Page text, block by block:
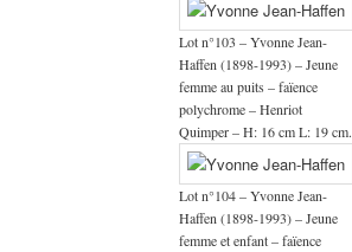
Lot n°103 – Yvonne Jean-
Haffen (1898-1993) – Jeune
femme au puits – faïence
polychrome – Henriot
Quimper – H: 16 cm L: 19 cm.
Lot n°104 – Yvonne Jean-
Haffen (1898-1993) – Jeune
femme et enfant – faïence